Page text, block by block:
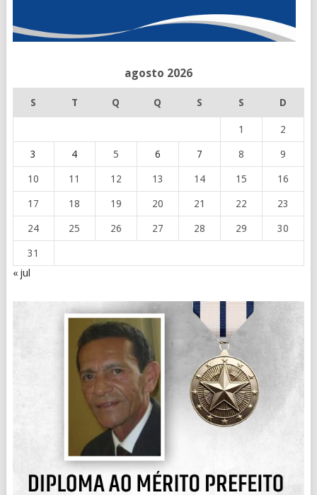
agosto 2026
S T Q Q S S D
1 2
3 4 5 6 7 8 9
10 11 12 13 14 15 16
17 18 19 20 21 22 23
24 25 26 27 28 29 30
31
« jul